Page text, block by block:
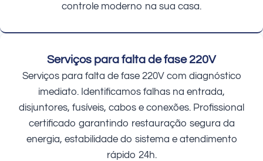
controle moderno na sua casa.
Serviços para falta de fase 220V
Serviços para falta de fase 220V com diagnóstico
imediato. Identificamos falhas na entrada,
disjuntores, fusíveis, cabos e conexões. Profissional
certificado garantindo restauração segura da
energia, estabilidade do sistema e atendimento
rápido 24h.